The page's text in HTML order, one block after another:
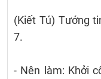
(Kiết Tú) Tướng
7.
- Nên làm: Khởi